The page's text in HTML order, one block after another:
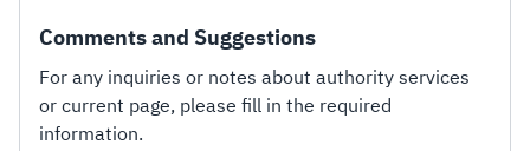
Comments and Suggestions
For any inquiries or notes about authority services
or current page, please fill in the required
information.